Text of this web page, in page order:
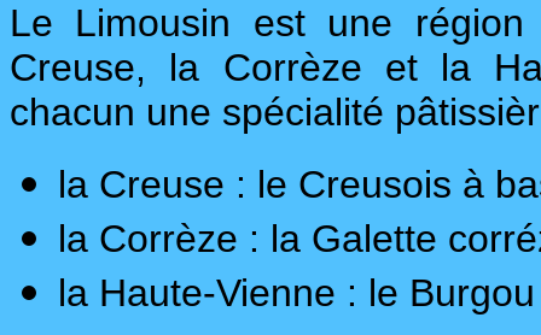
Le Limousin est une
Creuse, la Corrèze et la
chacun une spécialité
la Creuse : le Creusois à
la Corrèze : la Galette
la Haute-Vienne : le